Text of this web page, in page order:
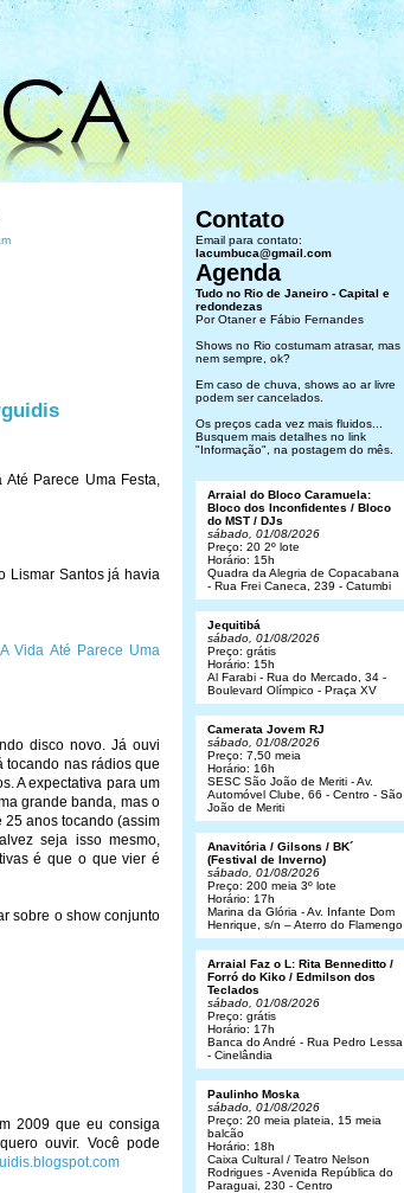
Até Parece Uma Festa,
Lismar Santos já havia
Vida Até Parece Uma
disco novo. Já ouvi
tocando nas rádios que
A expectativa para um
grande banda, mas o
25 anos tocando (assim
seja isso mesmo,
é que o que vier é
sobre o show conjunto
2009 que eu consiga
ouvir. Você pode
Contato
Email para contato:
lacumbuca@gmail.com
Agenda
Tudo no Rio de Janeiro - Capital e
redondezas
Por Otaner e Fábio Fernandes
Shows no Rio costumam atrasar, mas
nem sempre, ok?
Em caso de chuva, shows ao ar livre
podem ser cancelados.
Os preços cada vez mais fluidos...
Busquem mais detalhes no link
"Informação", na postagem do mês.
Arraial do Bloco Caramuela:
Bloco dos Inconfidentes / Bloco
do MST / DJs
sábado, 01/08/2026
Preço: 20 2º lote
Horário: 15h
Quadra da Alegria de Copacabana
- Rua Frei Caneca, 239 - Catumbi
Jequitibá
sábado, 01/08/2026
Preço: grátis
Horário: 15h
Al Farabi - Rua do Mercado, 34 -
Boulevard Olímpico - Praça XV
Camerata Jovem RJ
sábado, 01/08/2026
Preço: 7,50 meia
Horário: 16h
SESC São João de Meriti - Av.
Automóvel Clube, 66 - Centro - São
João de Meriti
Anavitória / Gilsons / BK´
(Festival de Inverno)
sábado, 01/08/2026
Preço: 200 meia 3º lote
Horário: 17h
Marina da Glória - Av. Infante Dom
Henrique, s/n – Aterro do Flamengo
Arraial Faz o L: Rita Benneditto /
Forró do Kiko / Edmilson dos
Teclados
sábado, 01/08/2026
Preço: grátis
Horário: 17h
Banca do André - Rua Pedro Lessa
- Cinelândia
Paulinho Moska
sábado, 01/08/2026
Preço: 20 meia plateia, 15 meia
balcão
Horário: 18h
Caixa Cultural / Teatro Nelson
Rodrigues - Avenida República do
Paraguai, 230 - Centro